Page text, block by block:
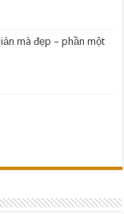
mà đẹp – phần một